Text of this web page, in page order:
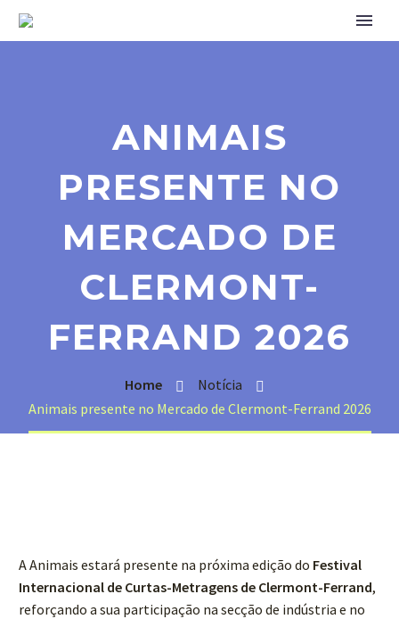
ANIMAIS
PRESENTE NO
MERCADO DE
CLERMONT-
FERRAND 2026
Home
Notícia
Animais presente no Mercado de Clermont-Ferrand 2026
A Animais estará presente na próxima edição do Festival
Internacional de Curtas-Metragens de Clermont-Ferrand,
reforçando a sua participação na secção de indústria e no